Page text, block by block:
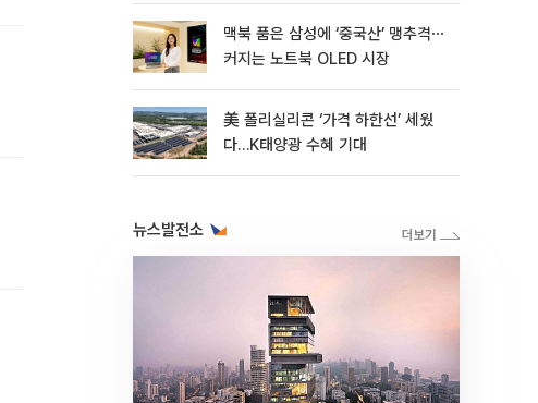
맥북 품은 삼성에 ‘중국산’ 맹추격⋯
커지는 노트북 OLED 시장
美 폴리실리콘 ‘가격 하한선’ 세웠
다…K태양광 수혜 기대
뉴스발전소